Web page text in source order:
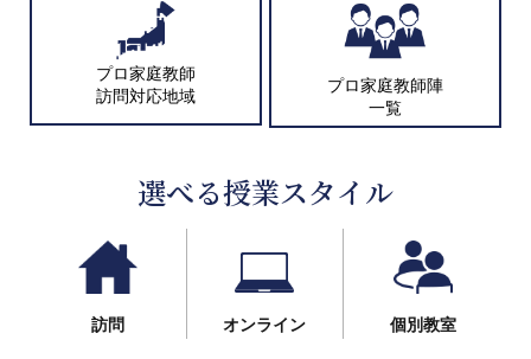
プロ家庭教師
訪問対応地域
プロ家庭教師陣
一覧
選べる授業スタイル
訪問 オンライン 個別教室